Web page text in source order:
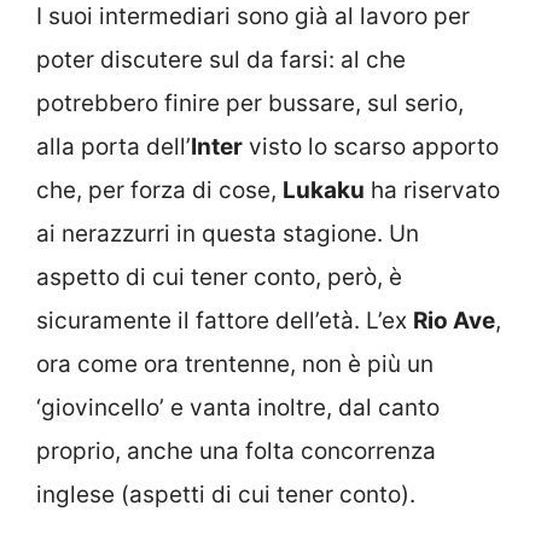
I suoi intermediari sono già al lavoro per
poter discutere sul da farsi: al che
potrebbero finire per bussare, sul serio,
alla porta dell’Inter visto lo scarso apporto
che, per forza di cose, Lukaku ha riservato
ai nerazzurri in questa stagione. Un
aspetto di cui tener conto, però, è
sicuramente il fattore dell’età. L’ex Rio Ave,
ora come ora trentenne, non è più un
‘giovincello’ e vanta inoltre, dal canto
proprio, anche una folta concorrenza
inglese (aspetti di cui tener conto).